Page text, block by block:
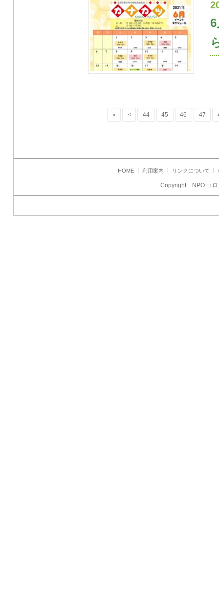
« < 44 45 46 47
HOME 利用案内 リンクについて
Copyright NPO コロ